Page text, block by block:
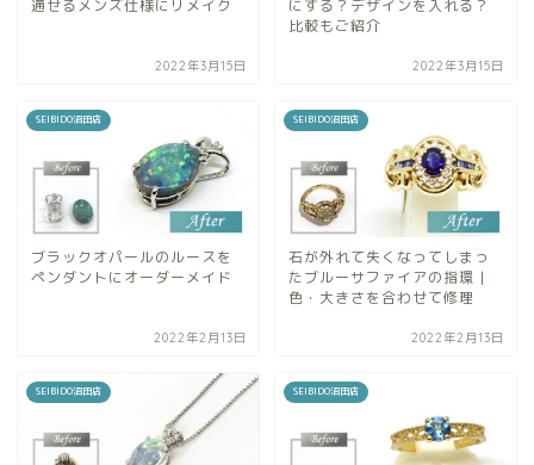
通せるメンズ仕様にリメイク
2022年3月15日
にする？デザインを入れる？
比較もご紹介
2022年3月15日
SEIBIDO沼田店
ブラックオパールのルースを
ペンダントにオーダーメイド
2022年2月13日
SEIBIDO沼田店
石が外れて失くなってしまっ
たブルーサファイアの指環 |
色・大きさを合わせて修理
2022年2月13日
SEIBIDO沼田店 SEIBIDO沼田店